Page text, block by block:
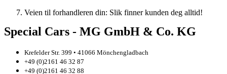
Veien til forhandleren din: Slik finner kunden deg alltid!
Special Cars - MG GmbH & Co. KG
Krefelder Str. 399 • 41066 Mönchengladbach
+49 (0)2161 46 32 87
+49 (0)2161 46 32 88